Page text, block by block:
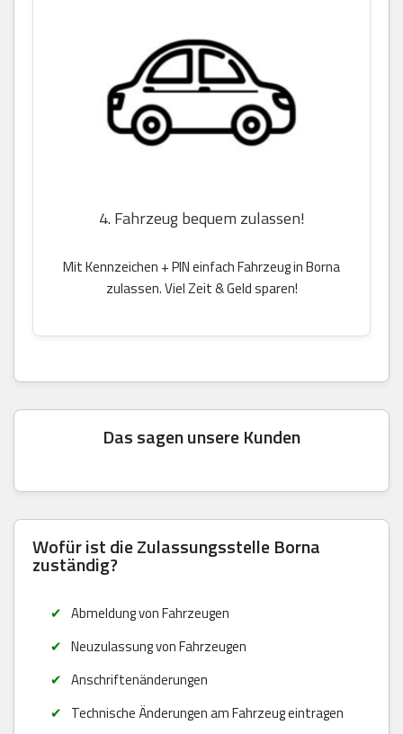
4. Fahrzeug bequem zulassen!
Mit Kennzeichen + PIN einfach Fahrzeug in Borna
zulassen. Viel Zeit & Geld sparen!
Das sagen unsere Kunden
Wofür ist die Zulassungsstelle Borna
zuständig?
Abmeldung von Fahrzeugen
Neuzulassung von Fahrzeugen
Anschriftenänderungen
Technische Änderungen am Fahrzeug eintragen